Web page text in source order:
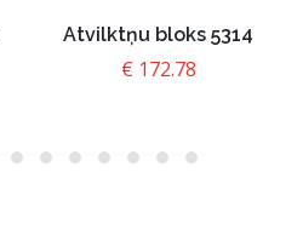
Atvilktņu bloks 5314
€ 172.78